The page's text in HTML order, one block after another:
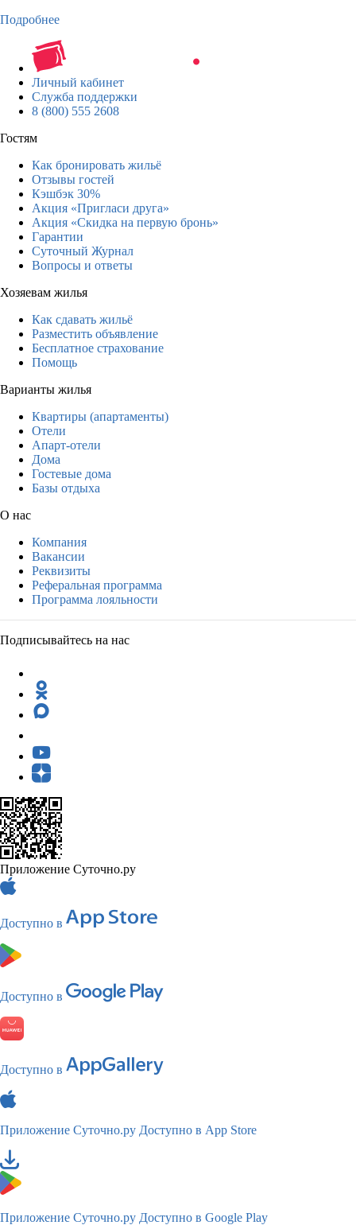
Подробнее
Личный кабинет
Служба поддержки
8 (800) 555 2608
Гостям
Как бронировать жильё
Отзывы гостей
Кэшбэк 30%
Акция «Пригласи друга»
Акция «Скидка на первую бронь»
Гарантии
Суточный Журнал
Вопросы и ответы
Хозяевам жилья
Как сдавать жильё
Разместить объявление
Бесплатное страхование
Помощь
Варианты жилья
Квартиры (апартаменты)
Отели
Апарт-отели
Дома
Гостевые дома
Базы отдыха
О нас
Компания
Вакансии
Реквизиты
Реферальная программа
Программа лояльности
Подписывайтесь на нас
Приложение Суточно.ру
Доступно в
Доступно в
Доступно в
Приложение Суточно.ру Доступно в App Store
Приложение Суточно.ру Доступно в Google Play